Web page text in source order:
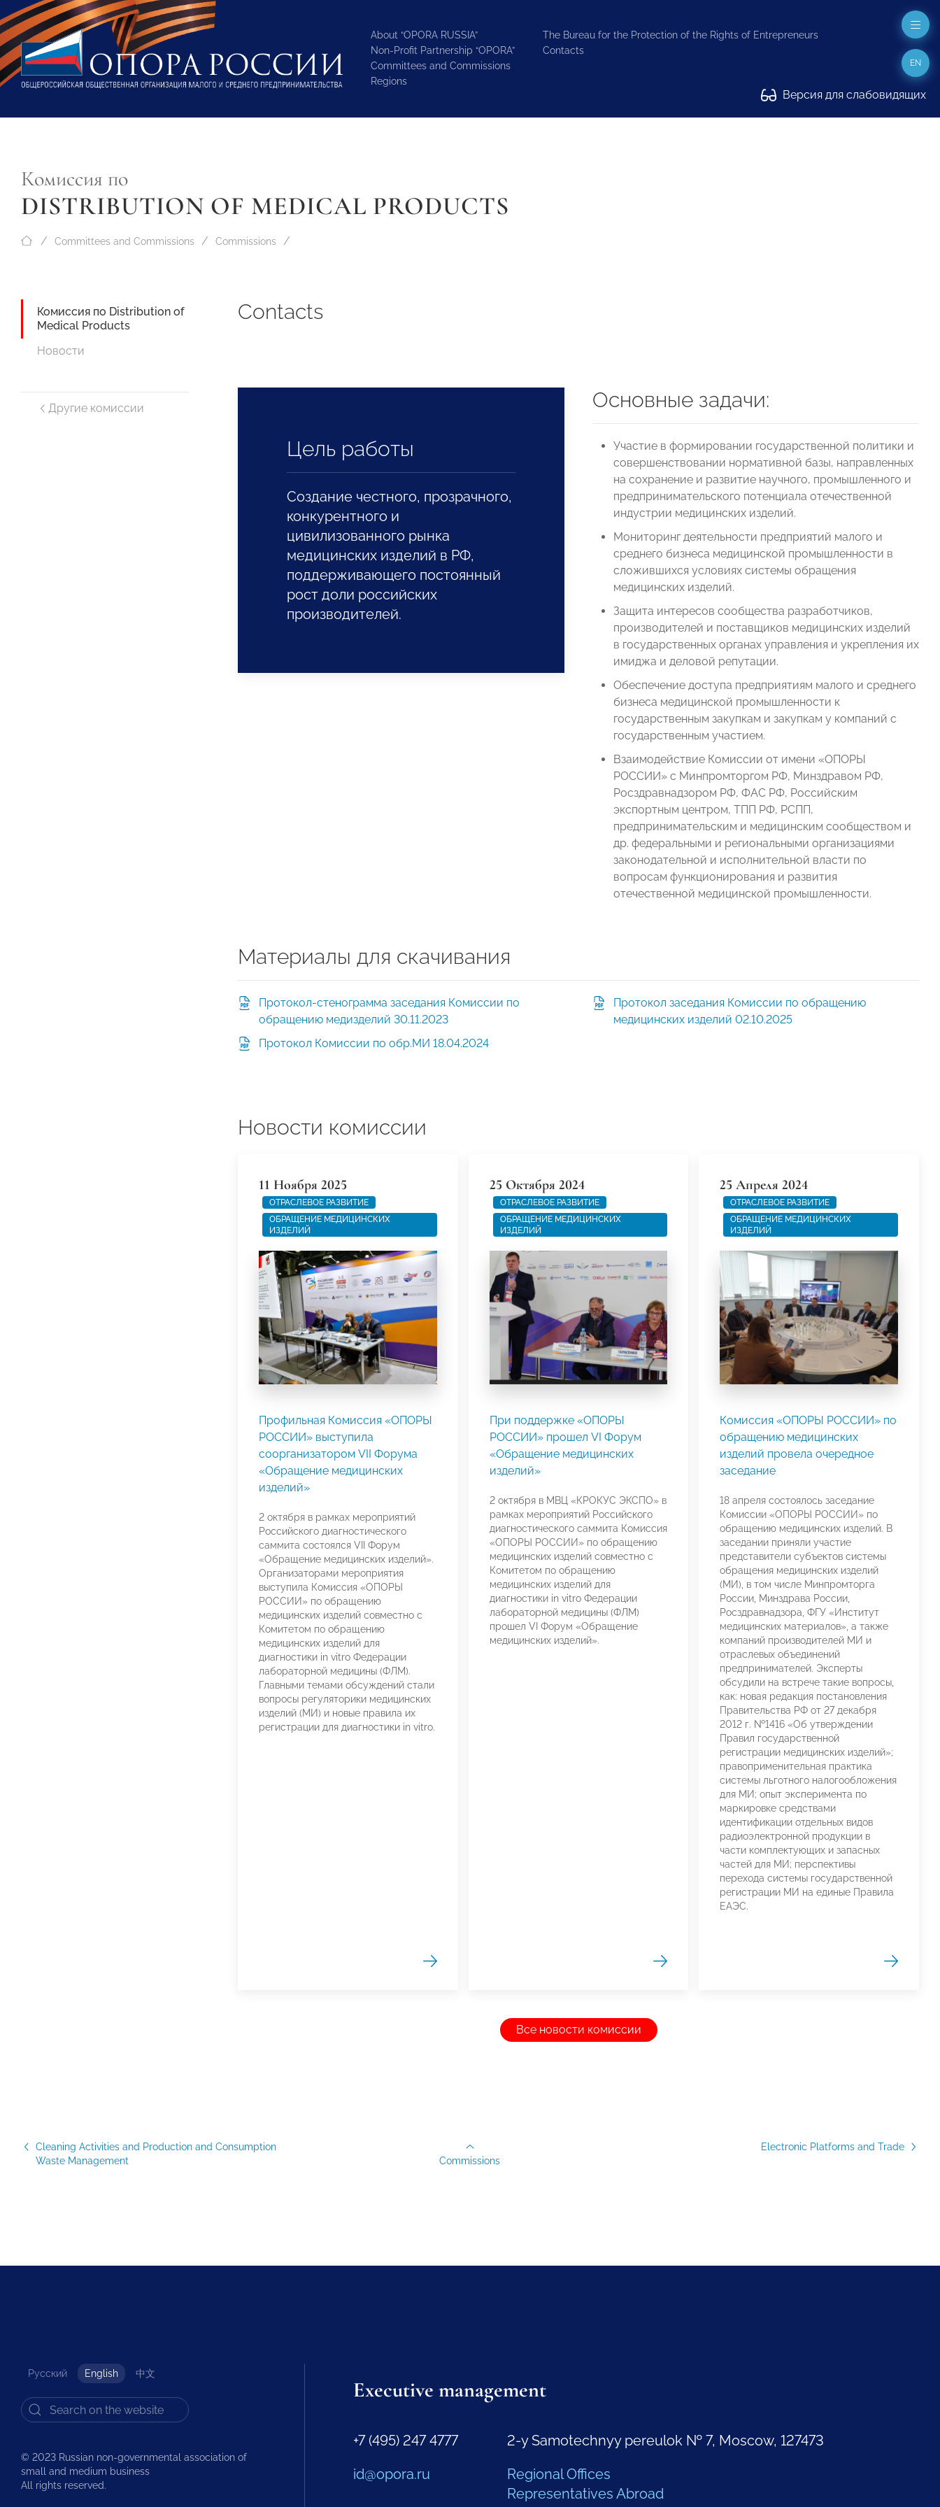
About “OPORA RUSSIA”
Non-Profit Partnership “OPORA”
Committees and Commissions
Regions
The Bureau for the Protection of the Rights of Entrepreneurs
Contacts
Версия для слабовидящих
EN
Комиссия по
DISTRIBUTION OF MEDICAL PRODUCTS
Committees and Commissions Commissions
Комиссия по Distribution of
Medical Products
Новости
Другие комиссии
Contacts
Цель работы
Создание честного, прозрачного,
конкурентного и
цивилизованного рынка
медицинских изделий в РФ,
поддерживающего постоянный
рост доли российских
производителей.
Основные задачи:
Участие в формировании государственной политики и
совершенствовании нормативной базы, направленных
на сохранение и развитие научного, промышленного и
предпринимательского потенциала отечественной
индустрии медицинских изделий.
Мониторинг деятельности предприятий малого и
среднего бизнеса медицинской промышленности в
сложившихся условиях системы обращения
медицинских изделий.
Защита интересов сообщества разработчиков,
производителей и поставщиков медицинских изделий
в государственных органах управления и укрепления их
имиджа и деловой репутации.
Обеспечение доступа предприятиям малого и среднего
бизнеса медицинской промышленности к
государственным закупкам и закупкам у компаний с
государственным участием.
Взаимодействие Комиссии от имени «ОПОРЫ
РОССИИ» с Минпромторгом РФ, Минздравом РФ,
Росздравнадзором РФ, ФАС РФ, Российским
экспортным центром, ТПП РФ, РСПП,
предпринимательским и медицинским сообществом и
др. федеральными и региональными организациями
законодательной и исполнительной власти по
вопросам функционирования и развития
отечественной медицинской промышленности.
Материалы для скачивания
Протокол-стенограмма заседания Комиссии по
обращению медизделий 30.11.2023
Протокол Комиссии по обр.МИ 18.04.2024
Протокол заседания Комиссии по обращению
медицинских изделий 02.10.2025
Новости комиссии
11 Ноября 2025
ОТРАСЛЕВОЕ РАЗВИТИЕ
ОБРАЩЕНИЕ МЕДИЦИНСКИХ
ИЗДЕЛИЙ
Профильная Комиссия «ОПОРЫ
РОССИИ» выступила
соорганизатором VII Форума
«Обращение медицинских
изделий»
2 октября в рамках мероприятий
Российского диагностического
саммита состоялся VII Форум
«Обращение медицинских изделий».
Организаторами мероприятия
выступила Комиссия «ОПОРЫ
РОССИИ» по обращению
медицинских изделий совместно с
Комитетом по обращению
медицинских изделий для
диагностики in vitro Федерации
лабораторной медицины (ФЛМ).
Главными темами обсуждений стали
вопросы регуляторики медицинских
изделий (МИ) и новые правила их
регистрации для диагностики in vitro.
25 Октября 2024
ОТРАСЛЕВОЕ РАЗВИТИЕ
ОБРАЩЕНИЕ МЕДИЦИНСКИХ
ИЗДЕЛИЙ
При поддержке «ОПОРЫ
РОССИИ» прошел VI Форум
«Обращение медицинских
изделий»
2 октября в МВЦ «КРОКУС ЭКСПО» в
рамках мероприятий Российского
диагностического саммита Комиссия
«ОПОРЫ РОССИИ» по обращению
медицинских изделий совместно с
Комитетом по обращению
медицинских изделий для
диагностики in vitro Федерации
лабораторной медицины (ФЛМ)
прошел VI Форум «Обращение
медицинских изделий».
25 Апреля 2024
ОТРАСЛЕВОЕ РАЗВИТИЕ
ОБРАЩЕНИЕ МЕДИЦИНСКИХ
ИЗДЕЛИЙ
Комиссия «ОПОРЫ РОССИИ» по
обращению медицинских
изделий провела очередное
заседание
18 апреля состоялось заседание
Комиссии «ОПОРЫ РОССИИ» по
обращению медицинских изделий. В
заседании приняли участие
представители субъектов системы
обращения медицинских изделий
(МИ), в том числе Минпромторга
России, Минздрава России,
Росздравнадзора, ФГУ «Институт
медицинских материалов», а также
компаний производителей МИ и
отраслевых объединений
предпринимателей. Эксперты
обсудили на встрече такие вопросы,
как: новая редакция постановления
Правительства РФ от 27 декабря
2012 г. №1416 «Об утверждении
Правил государственной
регистрации медицинских изделий»;
правоприменительная практика
системы льготного налогообложения
для МИ; опыт эксперимента по
маркировке средствами
идентификации отдельных видов
радиоэлектронной продукции в
части комплектующих и запасных
частей для МИ; перспективы
перехода системы государственной
регистрации МИ на единые Правила
ЕАЭС.
Все новости комиссии
Cleaning Activities and Production and Consumption
Waste Management
Electronic Platforms and Trade
Commissions
Русский English 中文
© 2023 Russian non-governmental association of
small and medium business
All rights reserved.
Executive management
+7 (495) 247 4777
id@opora.ru
2-y Samotechnyy pereulok № 7, Moscow, 127473
Regional Offices
Representatives Abroad